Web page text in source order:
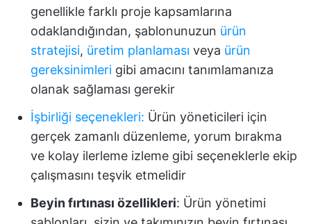
genellikle farklı proje kapsamlarına
odaklandığından, şablonunuzun ürün
stratejisi, üretim planlaması veya ürün
gereksinimleri gibi amacını tanımlamanıza
olanak sağlaması gerekir
İşbirliği seçenekleri: Ürün yöneticileri için
gerçek zamanlı düzenleme, yorum bırakma
ve kolay ilerleme izleme gibi seçeneklerle ekip
çalışmasını teşvik etmelidir
Beyin fırtınası özellikleri: Ürün yönetimi